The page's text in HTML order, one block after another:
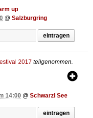
up
@ Salzburgring
eintragen
2017 teilgenommen.
14:00 @ Schwarzl See
eintragen